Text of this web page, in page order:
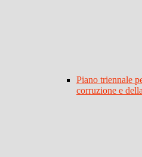
Piano triennale
corruzione e